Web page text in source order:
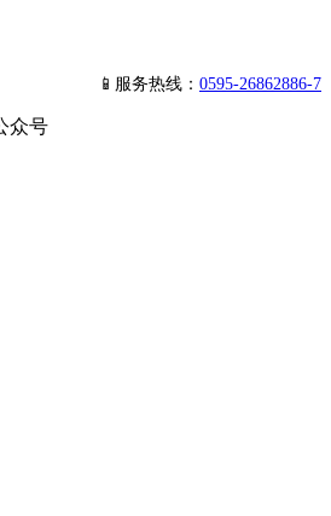
📱服务热线： 0595-26862886-7